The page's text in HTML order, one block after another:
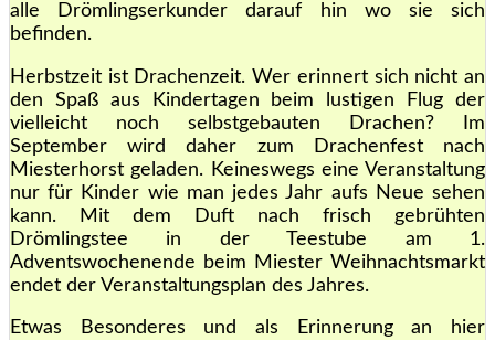
alle Drömlingserkunder darauf hin wo sie sich
befinden.
Herbstzeit ist Drachenzeit. Wer erinnert sich nicht an
den Spaß aus Kindertagen beim lustigen Flug der
vielleicht noch selbstgebauten Drachen? Im
September wird daher zum Drachenfest nach
Miesterhorst geladen. Keineswegs eine Veranstaltung
nur für Kinder wie man jedes Jahr aufs Neue sehen
kann. Mit dem Duft nach frisch gebrühten
Drömlingstee in der Teestube am 1.
Adventswochenende beim Miester Weihnachtsmarkt
endet der Veranstaltungsplan des Jahres.
Etwas Besonderes und als Erinnerung an hier